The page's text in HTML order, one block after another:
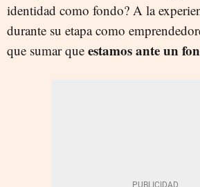
identidad como fondo? A la
durante su etapa como
que sumar que estamos ante un